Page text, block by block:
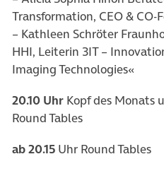
Transformation, CEO & CO-
– Kathleen Schröter
HHI, Leiterin 3IT –
Imaging Technologies«
20.10 Uhr Kopf des Monats
Round Tables
ab 20.15 Uhr Round Tables